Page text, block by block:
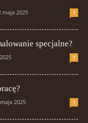
maja 2025 1
specjalne?
1
2025 1